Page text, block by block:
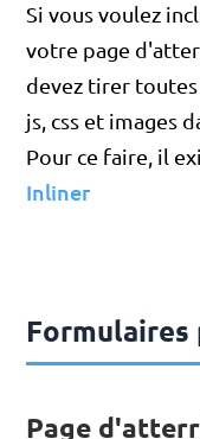
Si vous voulez
votre page
devez tirer
js, css et images
Pour ce faire, il
Inliner
Formulaires
Page